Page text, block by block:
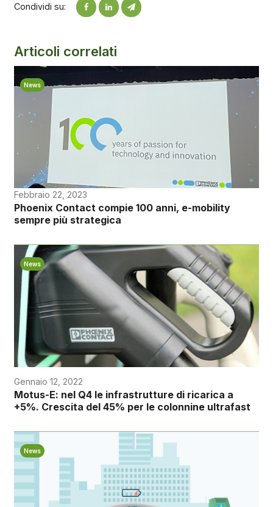
Condividi su:
Articoli correlati
News
Febbraio 22, 2023
Phoenix Contact compie 100 anni, e-mobility
sempre più strategica
News
Gennaio 12, 2022
Motus-E: nel Q4 le infrastrutture di ricarica a
+5%. Crescita del 45% per le colonnine ultrafast
News